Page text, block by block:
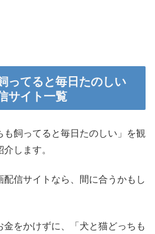
ってると毎日たのしい
サイト一覧
飼ってると毎日たのしい」を観
します。
信サイトなら、間に合うかもし
をかけずに、「犬と猫どっちも